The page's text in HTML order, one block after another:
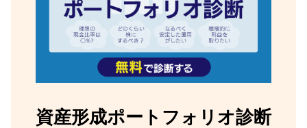
資産形成ポートフォリオ診断